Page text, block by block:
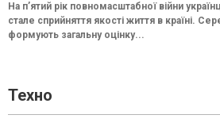
На п’ятий рік повномасштабної війни
стале сприйняття якості життя в країні.
формують загальну оцінку...
Техно